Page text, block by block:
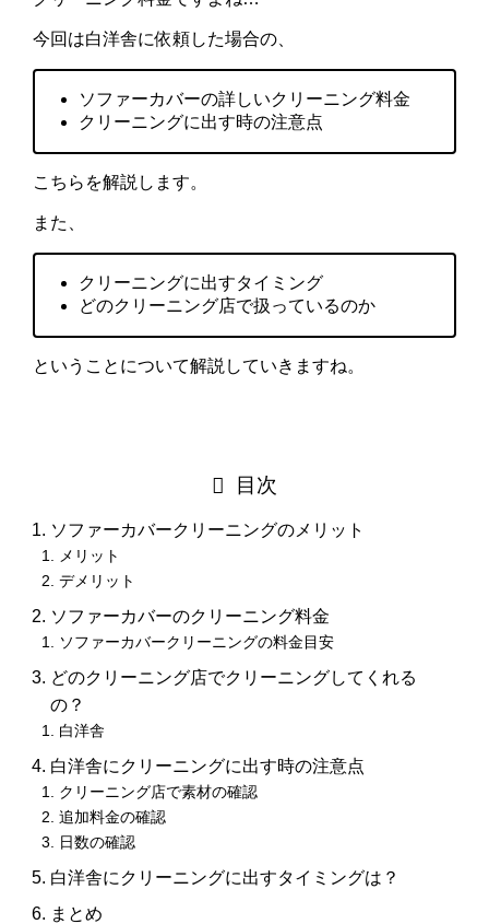
今回は白洋舎に依頼した場合の、
ソファーカバーの詳しいクリーニング料金
クリーニングに出す時の注意点
こちらを解説します。
また、
クリーニングに出すタイミング
どのクリーニング店で扱っているのか
ということについて解説していきますね。
目次
ソファーカバークリーニングのメリット
メリット
デメリット
ソファーカバーのクリーニング料金
ソファーカバークリーニングの料金目安
どのクリーニング店でクリーニングしてくれる
の？
白洋舎
白洋舎にクリーニングに出す時の注意点
クリーニング店で素材の確認
追加料金の確認
日数の確認
白洋舎にクリーニングに出すタイミングは？
まとめ